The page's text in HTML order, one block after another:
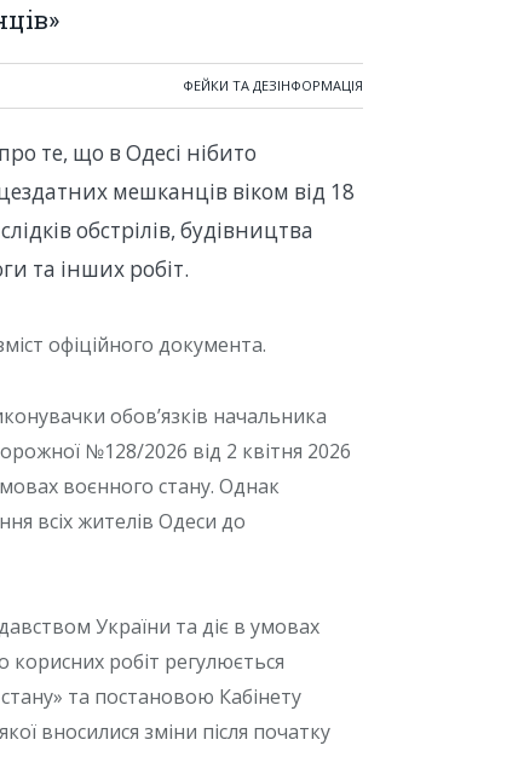
ФЕЙКИ ТА ДЕЗІНФОРМАЦІЯ
те, що в Одесі нібито
мешканців віком від 18
обстрілів, будівництва
та інших робіт.
офіційного документа.
обов’язків начальника
№128/2026 від 2 квітня 2026
воєнного стану. Однак
всіх жителів Одеси до
України та діє в умовах
корисних робіт регулюється
та постановою Кабінету
вносилися зміни після початку